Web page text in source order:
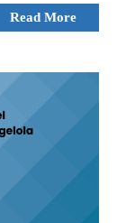
Read More